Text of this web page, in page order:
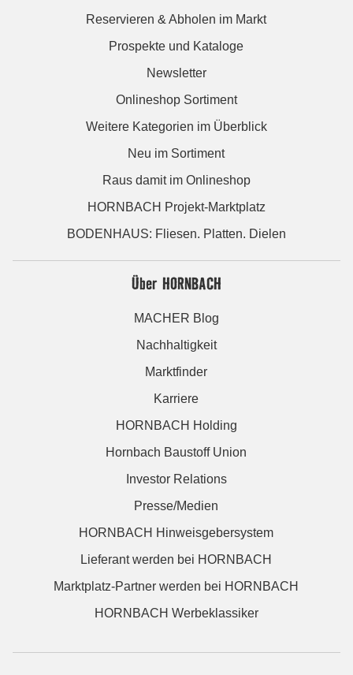
Reservieren & Abholen im Markt
Prospekte und Kataloge
Newsletter
Onlineshop Sortiment
Weitere Kategorien im Überblick
Neu im Sortiment
Raus damit im Onlineshop
HORNBACH Projekt-Marktplatz
BODENHAUS: Fliesen. Platten. Dielen
Über HORNBACH
MACHER Blog
Nachhaltigkeit
Marktfinder
Karriere
HORNBACH Holding
Hornbach Baustoff Union
Investor Relations
Presse/Medien
HORNBACH Hinweisgebersystem
Lieferant werden bei HORNBACH
Marktplatz-Partner werden bei HORNBACH
HORNBACH Werbeklassiker